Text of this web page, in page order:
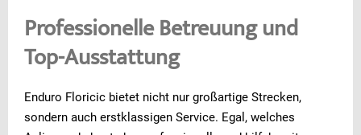
Professionelle Betreuung und
Top-Ausstattung
Enduro Floricic bietet nicht nur großartige Strecken,
sondern auch erstklassigen Service. Egal, welches